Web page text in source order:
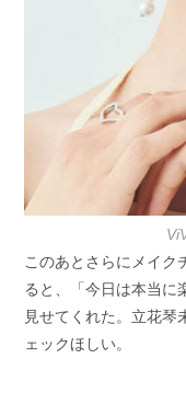
このあとさらにメイク
ると、「今日は本当に
見せてくれた。立花琴
ェックほしい。